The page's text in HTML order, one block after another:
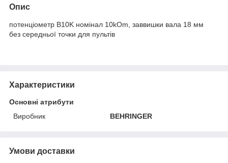
Опис
потенціометр B10K номінал 10kOm, заввишки вала 18 мм
без середньої точки для пультів
Характеристики
Основні атрибути
Виробник
BEHRINGER
Умови доставки